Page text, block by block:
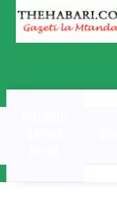
Skip
content